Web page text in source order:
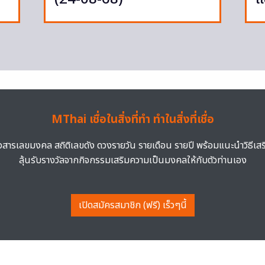
MThai เชื่อในสิ่งที่ทำ ทำในสิ่งที่เชื่อ
สารเลขมงคล สถิติเลขดัง ดวงรายวัน รายเดือน รายปี พร้อมแนะนำวิธีเส
ลุ้นรับรางวัลจากกิจกรรมเสริมความเป็นมงคลให้กับตัวท่านเอง
เปิดสมัครสมาชิก (ฟรี) เร็วๆนี้